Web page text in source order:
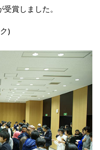
賞しました。
)